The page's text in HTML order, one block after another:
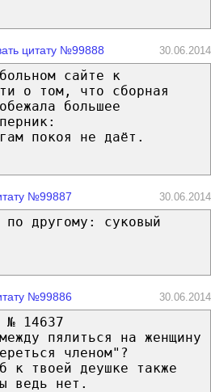
цитату №99888 30.06.2014
сайте к
о том, что сборная
большее
покоя не даёт.
№99887 30.06.2014
другому: суковый
№99886 30.06.2014
№ 14637
пялиться на женщину
членом"?
к твоей деушке также
ведь нет.